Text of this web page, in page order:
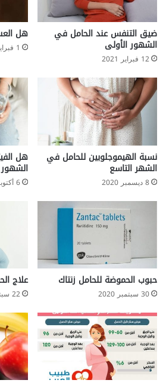
ضيق التنفس عند الحامل في
الشهور الأولى
12 فبراير 2021
هل
1 فبراير 2021
نسبة الهيموجلوبين للحامل في
الشهر التاسع
8 ديسمبر 2020
هل
6 أكتوبر 2020
حبوب الحموضة للحامل زنتاك
30 سبتمبر 2020
علاج
22 سبتمبر 2020